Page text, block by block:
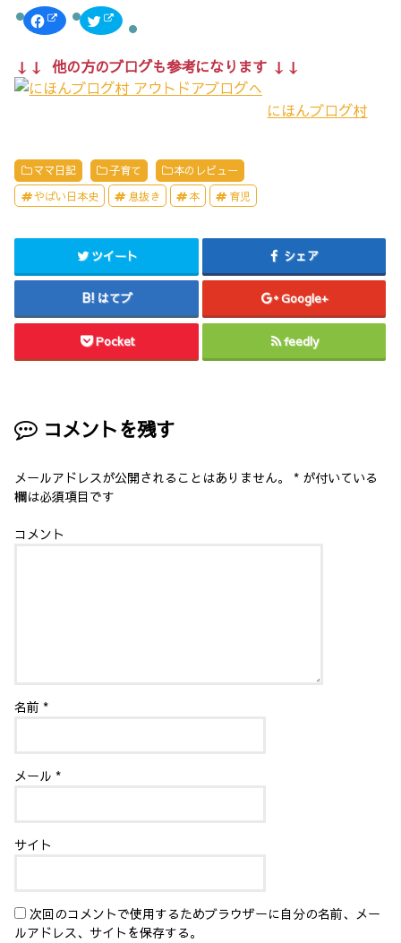
F
c
o
o
k
に
は
ク
リ
ッ
ク
く
い
い
ド
す
)
ク
ッ
し
て
T
w
で
共
有
(
新
し
ィ
ン
ド
ウ
開
き
ま
)
↓↓ 他の方のブログも参考になります ↓↓
にほんブログ村
ママ日記 子育て
本のレビュー
やばい日本史
息抜き 本 育児
ツイート シェア
はてブ Google+
Pocket feedly
コメントを残す
メールアドレスが公開されることはありません。 * が付いている
欄は必須項目です
コメント
名前*
メール*
サイト
次回のコメントで使用するためブラウザーに自分の名前、メー
ルアドレス、サイトを保存する。